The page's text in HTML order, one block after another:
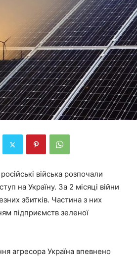
війська розпочали
на Україну. За 2 місяці війни
збитків. Частина з них
підприємств зеленої
агресора Україна впевнено